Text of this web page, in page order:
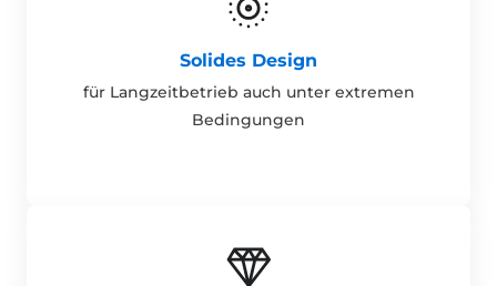
Solides Design
für Langzeitbetrieb auch unter extremen
Bedingungen